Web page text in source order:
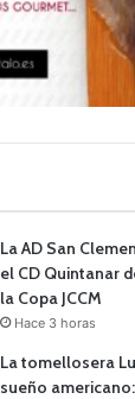
La AD San
el CD Quintanar
la Copa JCCM
Hace 3 horas
La tomellosera
sueño